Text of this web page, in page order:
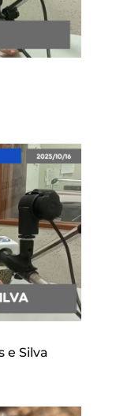
e Silva